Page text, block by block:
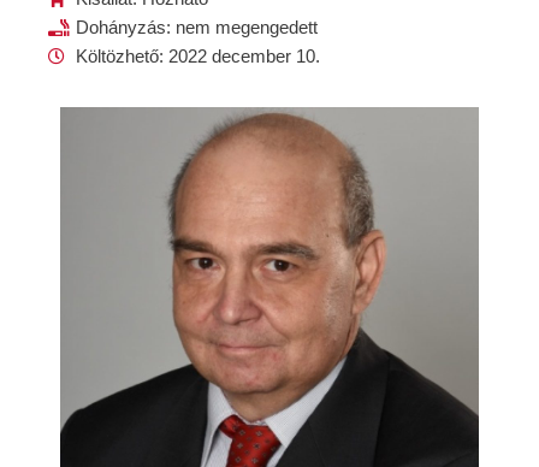
Dohányzás: nem megengedett
Költözhető: 2022 december 10.